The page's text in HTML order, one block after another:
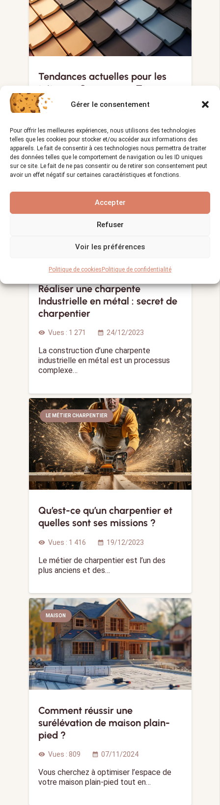
Gérer le consentement
Pour offrir les meilleures expériences, nous utilisons des technologies
telles que les cookies pour stocker et/ou accéder aux informations des
appareils. Le fait de consentir à ces technologies nous permettra de traiter
des données telles que le comportement de navigation ou les ID uniques
sur ce site. Le fait de ne pas consentir ou de retirer son consentement peut
avoir un effet négatif sur certaines caractéristiques et fonctions.
Accepter
Refuser
Voir les préférences
Politique de cookiesPolitique de confidentialité
Tendances actuelles pour les
toitures : Couvreur en Travaux
de Toiture
La toiture est un élément essentiel de
toute construction. Elle protège…
Réaliser une charpente
Industrielle en métal : secret de
charpentier
visibility Vues : 1 271 calendar_month 24/12/2023
La construction d’une charpente
industrielle en métal est un processus
complexe…
LE MÉTIER CHARPENTIER
Qu’est-ce qu’un charpentier et
quelles sont ses missions ?
visibility Vues : 1 416 calendar_month 19/12/2023
Le métier de charpentier est l’un des
plus anciens et des…
MAISON
Comment réussir une
surélévation de maison plain-
pied ?
visibility Vues : 809 calendar_month 07/11/2024
Vous cherchez à optimiser l’espace de
votre maison plain-pied tout en…